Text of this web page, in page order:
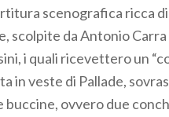
scenografica ricca
scolpite da Antonio
i quali ricevettero un
in veste di Pallade,
ovvero due